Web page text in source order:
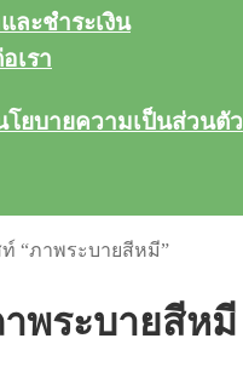
ละชำระเงิน
เรา
โยบายความเป็นส่วนตัว
“ภาพระบายสีหมี”
พระบายสีหมี